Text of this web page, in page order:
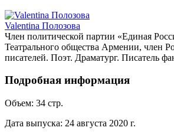
Valentina Полозова
Член политической партии «Единая
Театрального общества Армении, член
писателей. Поэт. Драматург. Писатель
Подробная информация
Объем: 34 стр.
Дата выпуска: 24 августа 2020 г.